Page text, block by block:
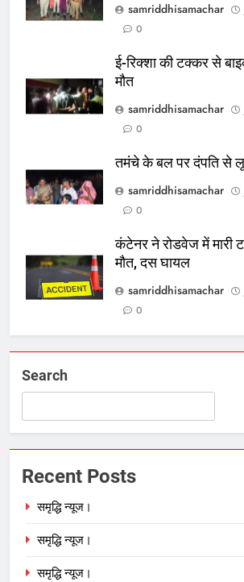
samriddhisamachar
0
ई-रिक्शा की टक्कर से
मौत
samriddhisamachar
0
तमंचे के बल पर दंपति से
samriddhisamachar
0
कंटेनर ने रोडवेज में मारी
मौत, दस घायल
samriddhisamachar
0
Search
Recent Posts
समृद्धि न्यूज।
समृद्धि न्यूज।
समृद्धि न्यूज।